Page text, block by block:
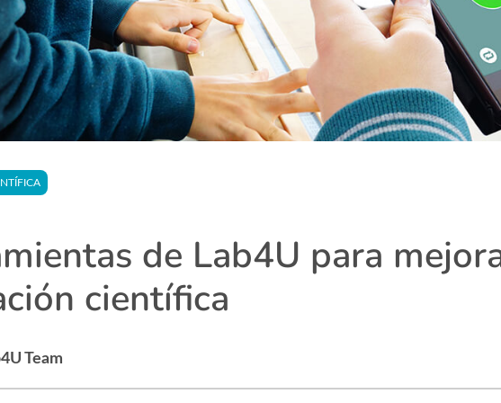
de Lab4U para
científica
Team